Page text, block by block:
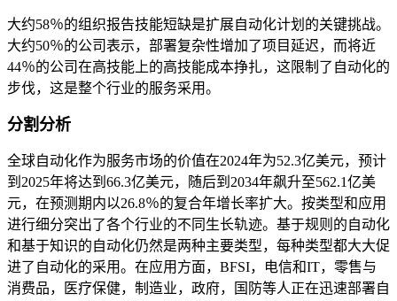
大约58％的组织报告技能短缺是扩展自动化计划的关键挑战。
大约50％的公司表示，部署复杂性增加了项目延迟，而将近
44％的公司在高技能上的高技能成本挣扎，这限制了自动化的
步伐，这是整个行业的服务采用。
分割分析
全球自动化作为服务市场的价值在2024年为52.3亿美元，预计
到2025年将达到66.3亿美元，随后到2034年飙升至562.1亿美
元，在预测期内以26.8％的复合年增长率扩大。按类型和应用
进行细分突出了各个行业的不同生长轨迹。基于规则的自动化
和基于知识的自动化仍然是两种主要类型，每种类型都大大促
进了自动化的采用。在应用方面，BFSI，电信和IT，零售与
消费品，医疗保健，制造业，政府，国防等人正在迅速部署自